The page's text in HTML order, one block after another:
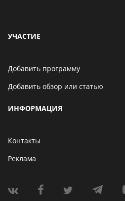
УЧАСТИЕ
Добавить программу
Добавить обзор или статью
ИНФОРМАЦИЯ
Контакты
Реклама